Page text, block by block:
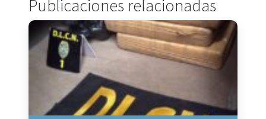
Publicaciones relacionadas